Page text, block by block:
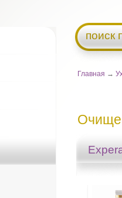
поиск
Главная →